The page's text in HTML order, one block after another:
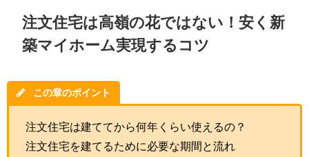
注文住宅は高嶺の花ではない！安く新
築マイホーム実現するコツ
この章のポイント
注文住宅は建ててから何年くらい使えるの？
注文住宅を建てるために必要な期間と流れ